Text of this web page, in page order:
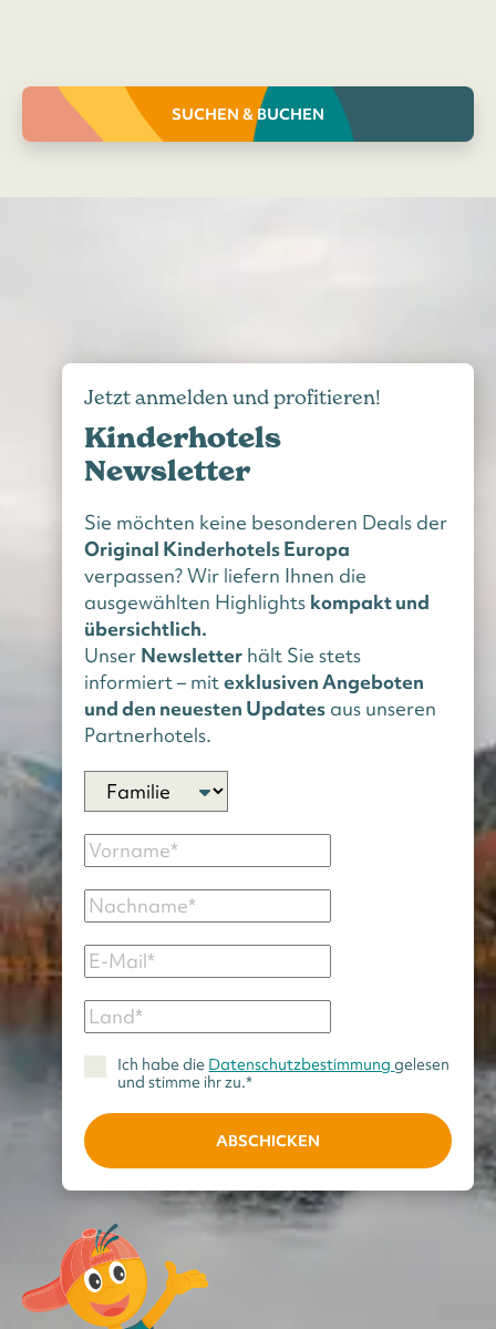
SUCHEN & BUCHEN
Jetzt anmelden und profitieren!
Kinderhotels
Newsletter
Sie möchten keine besonderen Deals der
Original Kinderhotels Europa
verpassen? Wir liefern Ihnen die
ausgewählten Highlights kompakt und
übersichtlich.
Unser Newsletter hält Sie stets
informiert – mitexklusiven Angeboten
und den neuesten Updates aus unseren
Partnerhotels.
Ich habe die Datenschutzbestimmunggelesen
und stimme ihr zu.*
ABSCHICKEN